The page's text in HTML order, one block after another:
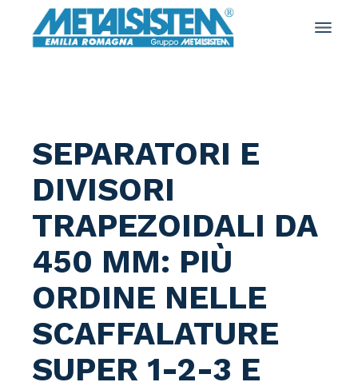
SEPARATORI E
DIVISORI
TRAPEZOIDALI DA
450 MM: PIÙ
ORDINE NELLE
SCAFFALATURE
SUPER 1-2-3 E